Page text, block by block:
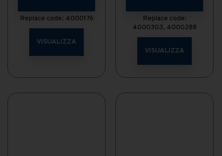
Replace code: 4000176
VISUALIZZA
Replace code:
4000303, 4000288
VISUALIZZA